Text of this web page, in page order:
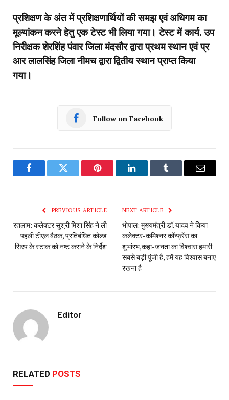
प्रशिक्षण के अंत में प्रशिक्षणार्थियों की समझ एवं अधिगम का
मूल्यांकन करने हेतु एक टेस्ट भी लिया गया। टेस्ट में कार्य. उप
निरीक्षक शेरशिंह पंवार जिला मंदसौर द्वारा प्रथम स्थान एवं प्र
आर लालसिंह जिला नीमच द्वारा द्वितीय स्थान प्राप्त किया
गया।
Follow on Facebook
FacebookTwitter Pinterest LinkedInTumblr Email
PREVIOUS ARTICLE
रतलाम: कलेक्टर सुश्री मिशा सिंह ने ली
पहली टीएल बैठक, प्रतिबंधित कोल्ड
सिरप के स्टाक को नष्ट कराने के निर्देश
NEXT ARTICLE
भोपाल: मुख्यमंत्री डॉ. यादव ने किया
कलेक्टर-कमिश्नर कॉन्फ्रेंस का
शुभांरभ,कहा-जनता का विश्वास हमारी
सबसे बड़ी पूंजी है, हमें यह विश्वास बनाए
रखना है
Editor
RELATED POSTS